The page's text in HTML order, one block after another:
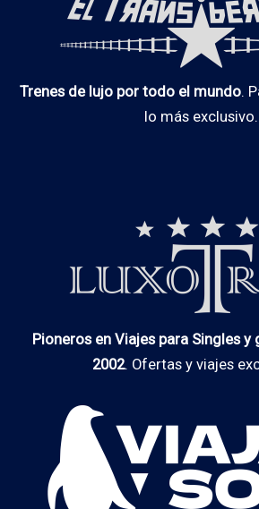
Trenes de lujo por todo el mundo.
lo más exclusivo.
Pioneros en Viajes para Singles
2002. Ofertas y viajes